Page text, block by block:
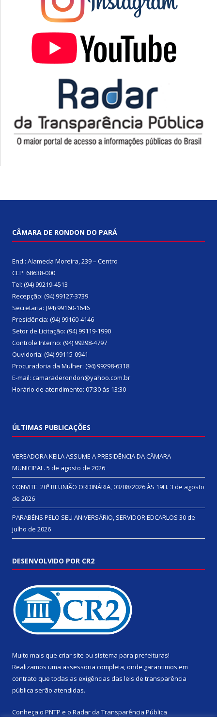
CÂMARA DE RONDON DO PARÁ
End.: Alameda Moreira, 239 – Centro
CEP: 68638-000
Tel: (94) 99219-4513
Recepção: (94) 99127-3739
Secretaria: (94) 99160-1646
Presidência: (94) 99160-4146
Setor de Licitação: (94) 99119-1990
Controle Interno: (94) 99298-4797
Ouvidoria: (94) 99115-0941
Procuradoria da Mulher: (94) 99298-6318
E-mail: camaraderondon@yahoo.com.br
Horário de atendimento: 07:30 às 13:30
ÚLTIMAS PUBLICAÇÕES
VEREADORA KEILA ASSUME A PRESIDÊNCIA DA CÂMARA
MUNICIPAL. 5 de agosto de 2026
CONVITE: 20ª REUNIÃO ORDINÁRIA, 03/08/2026 ÀS 19H. 3 de agosto
de 2026
PARABÉNS PELO SEU ANIVERSÁRIO, SERVIDOR EDCARLOS 30 de
julho de 2026
DESENVOLVIDO POR CR2
Muito mais que criar site ou sistema para prefeituras!
Realizamos uma assessoria completa, onde garantimos em
contrato que todas as exigências das leis de transparência
pública serão atendidas.
Conheça o PNTP e o Radar da Transparência Pública